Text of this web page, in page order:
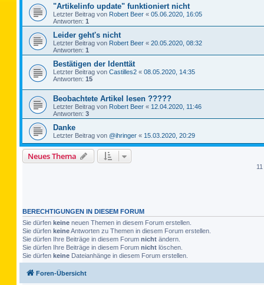
"Artikelinfo update" funktioniert nicht
Letzter Beitrag von Robert Beer « 05.06.2020, 16:05
Antworten: 1
Leider geht's nicht
Letzter Beitrag von Robert Beer « 20.05.2020, 08:32
Antworten: 1
Bestätigen der Identtät
Letzter Beitrag von Castilles2 « 08.05.2020, 14:35
Antworten: 15
Beobachtete Artikel lesen ?????
Letzter Beitrag von Robert Beer « 12.04.2020, 11:46
Antworten: 3
Danke
Letzter Beitrag von @ihringer « 15.03.2020, 20:29
Neues Thema
BERECHTIGUNGEN IN DIESEM FORUM
Sie dürfen keine neuen Themen in diesem Forum erstellen.
Sie dürfen keineAntworten zu Themen in diesem Forum erstellen.
Sie dürfen Ihre Beiträge in diesem Forum nicht ändern.
Sie dürfen Ihre Beiträge in diesem Forum nicht löschen.
Sie dürfen keine Dateianhänge in diesem Forum erstellen.
Foren-Übersicht